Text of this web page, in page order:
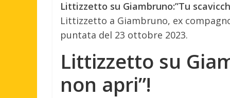
Littizzetto su Giambruno:”Tu
Littizzetto a Giambruno, ex
puntata del 23 ottobre 2023.
Littizzetto su
non apri”!